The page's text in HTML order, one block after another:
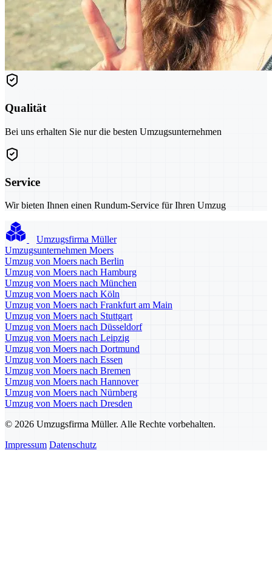
Qualität
Bei uns erhalten Sie nur die besten Umzugsunternehmen
Service
Wir bieten Ihnen einen Rundum-Service für Ihren Umzug
Umzugsfirma Müller
Umzugsunternehmen Moers
Umzug von Moers nach Berlin
Umzug von Moers nach Hamburg
Umzug von Moers nach München
Umzug von Moers nach Köln
Umzug von Moers nach Frankfurt am Main
Umzug von Moers nach Stuttgart
Umzug von Moers nach Düsseldorf
Umzug von Moers nach Leipzig
Umzug von Moers nach Dortmund
Umzug von Moers nach Essen
Umzug von Moers nach Bremen
Umzug von Moers nach Hannover
Umzug von Moers nach Nürnberg
Umzug von Moers nach Dresden
© 2026 Umzugsfirma Müller. Alle Rechte vorbehalten.
Impressum Datenschutz